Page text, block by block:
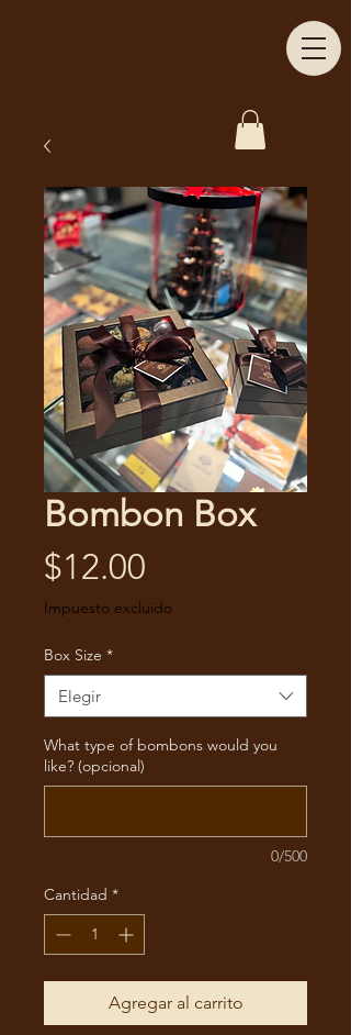
Bombon Box
$12.00
Impuesto excluido
Box Size *
Elegir
What type of bombons would you
like? (opcional)
0/500
Cantidad *
Agregar al carrito